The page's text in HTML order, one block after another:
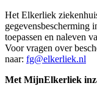
Het Elkerliek
gegevensbescherming
toepassen en naleven
Voor vragen over
naar: fg@elkerliek.nl
Met MijnElkerliek